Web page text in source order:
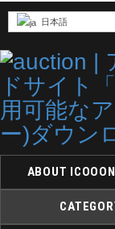
ABOUT
日本語